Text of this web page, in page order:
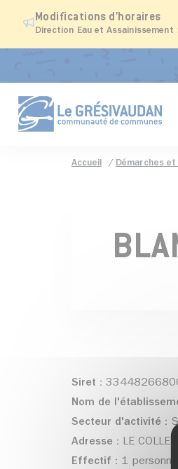
Modifications d'horaires
Direction Eau et Assainissement
Accueil Démarches
Siret :
Nom de
Secteur d'activité :
Adresse : LE
Effectif : 1